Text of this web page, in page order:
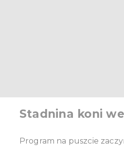
Stadnina koni
Program na puszcie